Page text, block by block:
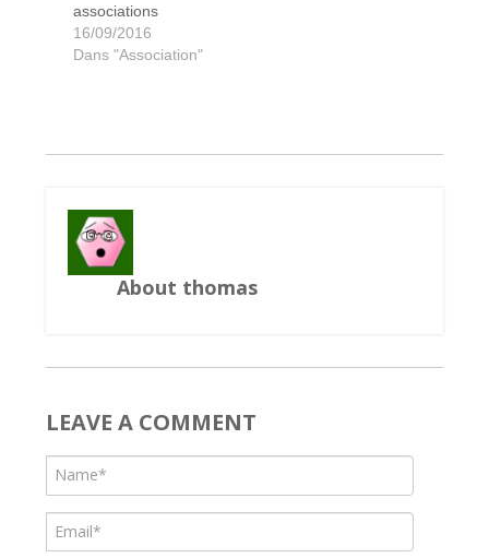
associations
16/09/2016
Dans "Association"
About thomas
LEAVE A COMMENT